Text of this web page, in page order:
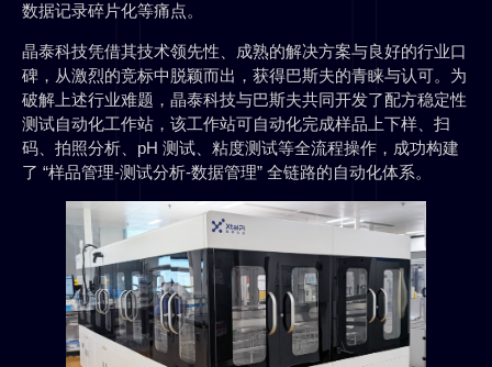
数据记录碎片化等痛点。
晶泰科技凭借其技术领先性、成熟的解决方案与良好的行业口
碑，从激烈的竞标中脱颖而出，获得巴斯夫的青睐与认可。为
破解上述行业难题，晶泰科技与巴斯夫共同开发了配方稳定性
测试自动化工作站，该工作站可自动化完成样品上下样、扫
码、拍照分析、pH 测试、粘度测试等全流程操作，成功构建
了 “样品管理-测试分析-数据管理” 全链路的自动化体系。